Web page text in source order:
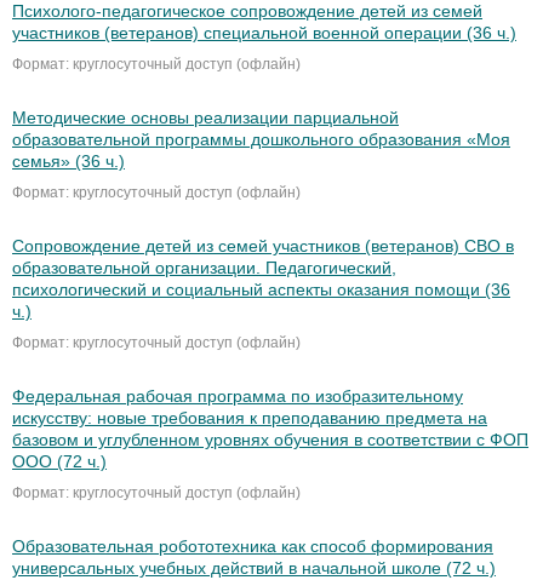
Психолого-педагогическое сопровождение детей из семей
участников (ветеранов) специальной военной операции (36 ч.)
Формат: круглосуточный доступ (офлайн)
Методические основы реализации парциальной
образовательной программы дошкольного образования «Моя
семья» (36 ч.)
Формат: круглосуточный доступ (офлайн)
Сопровождение детей из семей участников (ветеранов) СВО в
образовательной организации. Педагогический,
психологический и социальный аспекты оказания помощи (36
ч.)
Формат: круглосуточный доступ (офлайн)
Федеральная рабочая программа по изобразительному
искусству: новые требования к преподаванию предмета на
базовом и углубленном уровнях обучения в соответствии с ФОП
ООО (72 ч.)
Формат: круглосуточный доступ (офлайн)
Образовательная робототехника как способ формирования
универсальных учебных действий в начальной школе (72 ч.)